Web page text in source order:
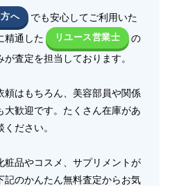
へ
でも安心してご利用いた
精通した
リユース営業士
の
査定を担当しております。
頼はもちろん、美容部員や関係
大歓迎です。たくさん在庫があ
ださい。
粧品やコスメ、サプリメントが
記のかんたん無料査定からお気